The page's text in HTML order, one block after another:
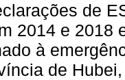
de
2014 e 2018
à
de